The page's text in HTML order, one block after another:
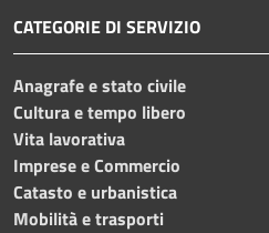
CATEGORIE DI SERVIZIO
Anagrafe e stato civile
Cultura e tempo libero
Vita lavorativa
Imprese e Commercio
Catasto e urbanistica
Mobilità e trasporti